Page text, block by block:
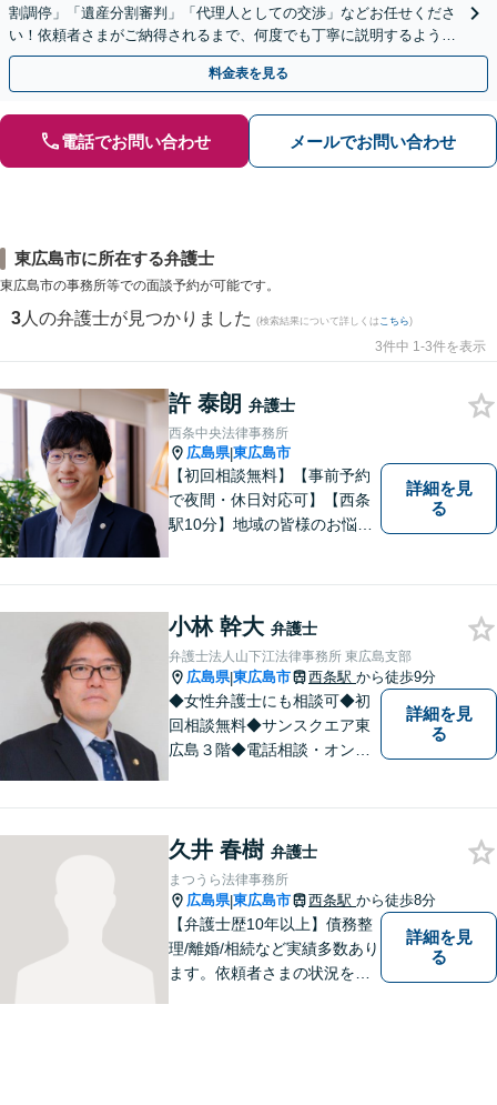
割調停」「遺産分割審判」「代理人としての交渉」などお任せくださ
い！依頼者さまがご納得されるまで、何度でも丁寧に説明するよう心
掛けています【土日祝／夜間対応可】【当日／電話相談可】
料金表を見る
電話でお問い合わせ メールでお問い合わせ
東広島市に所在する弁護士
東広島市の事務所等での面談予約が可能です。
3 人の弁護士が見つかりました (検索結果について詳しくは こちら)
3件中 1-3件を表示
許 泰朗 弁護士
西条中央法律事務所
広島県|東広島市
【初回相談無料】【事前予約
で夜間・休日対応可】【西条
駅10分】地域の皆様のお悩み
非ご相談にいらしてくださ
い。
詳細を見
る
小林 幹大 弁護士
弁護士法人山下江法律事務所 東広島支部
広島県|東広島市 西条駅 から徒歩9分
◆女性弁護士にも相談可◆初
回相談無料◆サンスクエア東
広島３階◆電話相談・オンラ
しにくいことも安心してご相
談ください。あなたの気持ち
に寄り添い、丁寧にお応えし
ます。
詳細を見
る
久井 春樹 弁護士
まつうら法律事務所
広島県|東広島市 西条駅 から徒歩8分
【弁護士歴10年以上】債務整
理/離婚/相続など実績多数あり
ます。依頼者さまの状況を十
詳細を見
る